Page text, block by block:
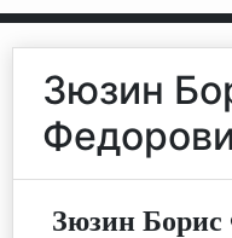
Зюзин
Зюзин Борис